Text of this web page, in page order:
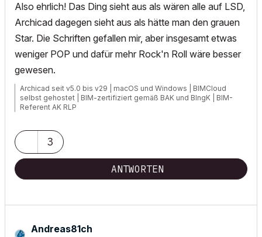
Also ehrlich! Das Ding sieht aus als wären alle auf LSD,
Archicad dagegen sieht aus als hätte man den grauen
Star. Die Schriften gefallen mir, aber insgesamt etwas
weniger POP und dafür mehr Rock'n Roll wäre besser
gewesen.
Archicad seit v5.0 bis v29 | macOS und Windows | BIMCloud
selbst gehostet | BIM-zertifiziert gemäß BAK und BIngK | BIM-
Referent AK RLP
3
ANTWORTEN
Andreas81ch